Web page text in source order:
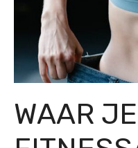
WAAR JE